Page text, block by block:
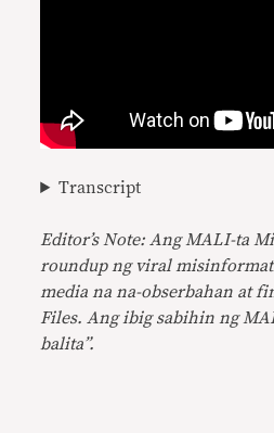
Transcript
Editor’s Note: Ang MALI-ta
roundup ng viral
media na na-obserbahan at
Files. Ang ibig sabihin ng
balita”.